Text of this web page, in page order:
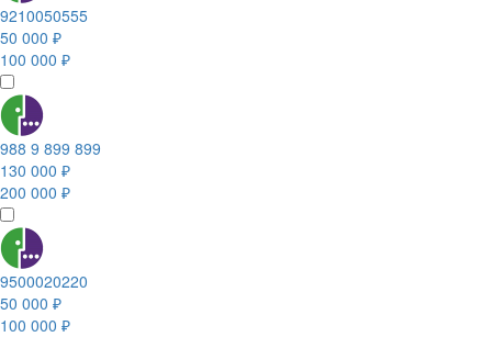
9210050555
50 000 ₽
100 000 ₽
988 9 899 899
130 000 ₽
200 000 ₽
9500020220
50 000 ₽
100 000 ₽